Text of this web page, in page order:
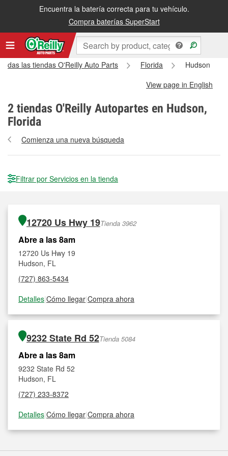
Encuentra la batería correcta para tu vehículo.
Compra baterías SuperStart
Todas las tiendas O'Reilly Auto Parts Florida
Hudson
View page in English
2 tiendas O'Reilly Autopartes en Hudson,
Florida
Comienza una nueva búsqueda
Filtrar por Servicios en la tienda
12720 Us Hwy 19Tienda 3962
Abre a las 8am
12720 Us Hwy 19
Hudson, FL
(727) 863-5434
Detalles|Cómo llegar|Compra ahora
9232 State Rd 52Tienda 5084
Abre a las 8am
9232 State Rd 52
Hudson, FL
(727) 233-8372
Detalles|Cómo llegar|Compra ahora